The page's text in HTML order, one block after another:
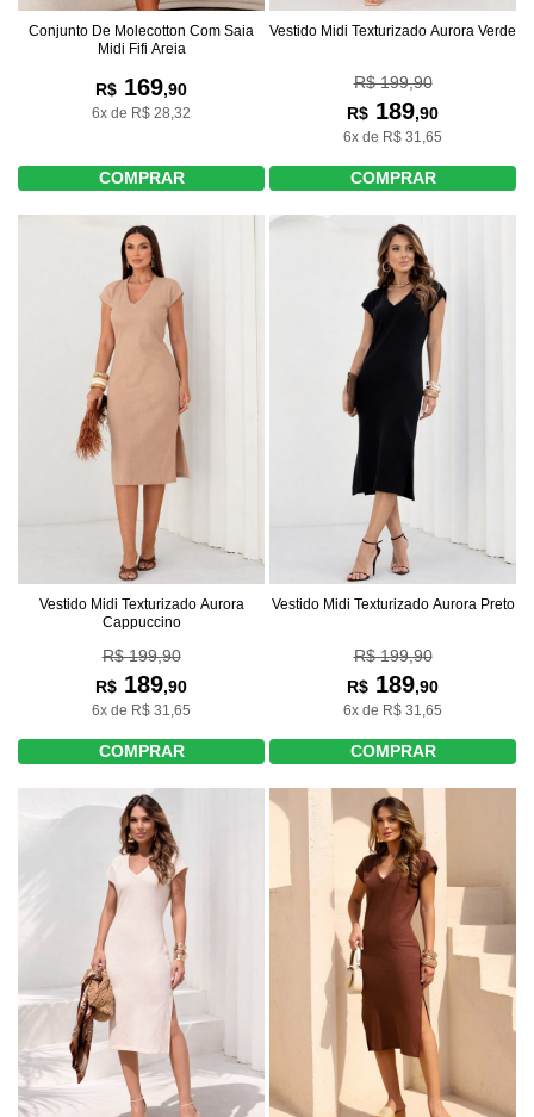
Conjunto De Molecotton Com Saia
Midi Fifi Areia
R$ 169,90
6x de R$ 28,32
COMPRAR
Vestido Midi Texturizado Aurora Verde
R$ 199,90
R$ 189,90
6x de R$ 31,65
COMPRAR
Vestido Midi Texturizado Aurora
Cappuccino
R$ 199,90
R$ 189,90
6x de R$ 31,65
COMPRAR
Vestido Midi Texturizado Aurora Preto
R$ 199,90
R$ 189,90
6x de R$ 31,65
COMPRAR